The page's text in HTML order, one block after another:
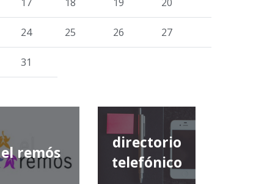
24 25 26 27
31
el remós
directorio
telefónico